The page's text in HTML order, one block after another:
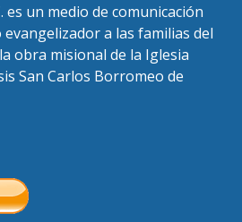
es un medio de comunicación
a las familias del
obra misional de la Iglesia
San Carlos Borromeo de